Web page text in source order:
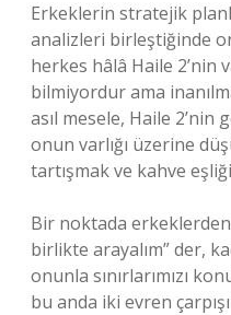
Erkeklerin stratejik
analizleri birleştiğinde
herkes hâlâ Haile 2’nin
bilmiyordur ama
asıl mesele, Haile 2’nin
onun varlığı üzerine
tartışmak ve kahve
Bir noktada erkeklerden
birlikte arayalım” der,
onunla sınırlarımızı
bu anda iki evren